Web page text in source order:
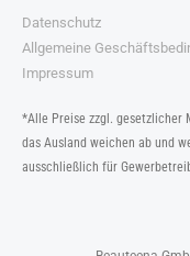
Datenschutz
Allgemeine
Impressum
*Alle Preise zzgl. gesetzlicher
das Ausland weichen ab und
ausschließlich für